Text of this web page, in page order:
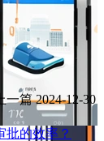
一篇 2024-12-30
批的效率？